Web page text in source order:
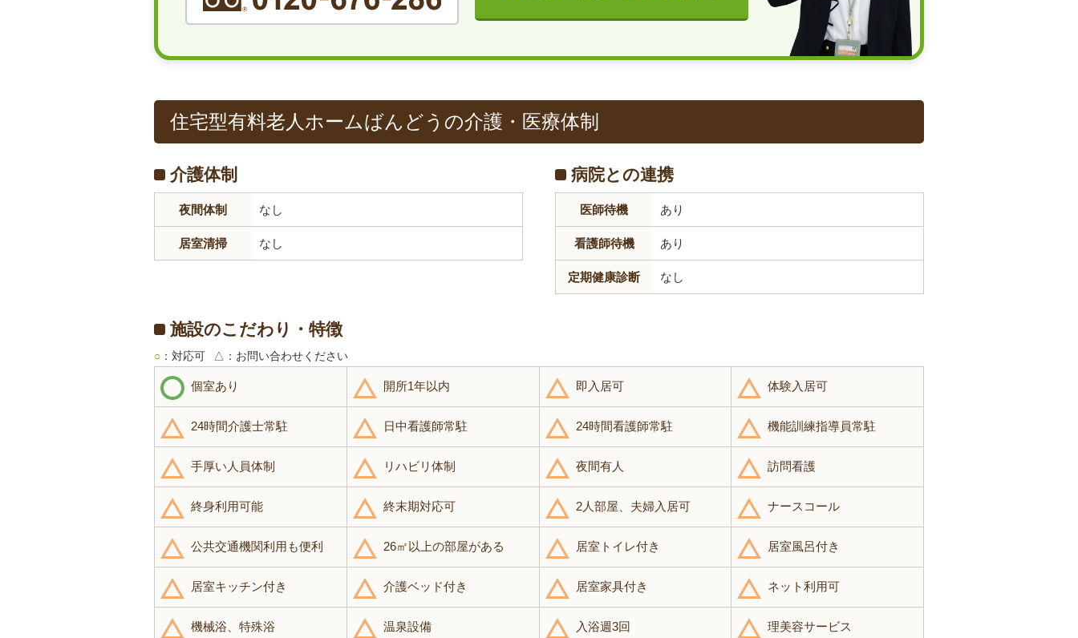
住宅型有料老人ホームばんどうの介護・医療体制
介護体制
夜間体制 なし
居室清掃 なし
病院との連携
医師待機 あり
看護師待機 あり
定期健康診断 なし
施設のこだわり・特徴
○ ：対応可 △ ：お問い合わせください
個室あり 開所1年以内 即入居可 体験入居可
24時間介護士常駐 日中看護師常駐 24時間看護師常駐 機能訓練指導員常駐
手厚い人員体制 リハビリ体制 夜間有人 訪問看護
終身利用可能 終末期対応可 2人部屋、夫婦入居可 ナースコール
公共交通機関利用も便利 26㎡以上の部屋がある 居室トイレ付き 居室風呂付き
居室キッチン付き 介護ベッド付き 居室家具付き ネット利用可
機械浴、特殊浴 温泉設備 入浴週3回 理美容サービス